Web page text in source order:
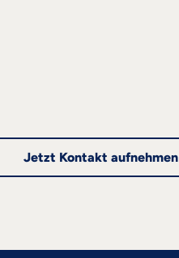
Jetzt Kontakt aufnehmen